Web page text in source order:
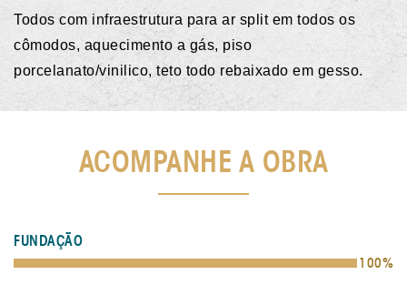
Todos com infraestrutura para ar split em todos os
cômodos, aquecimento a gás, piso
porcelanato/vinilico, teto todo rebaixado em gesso.
ACOMPANHE A OBRA
FUNDAÇÃO
100%